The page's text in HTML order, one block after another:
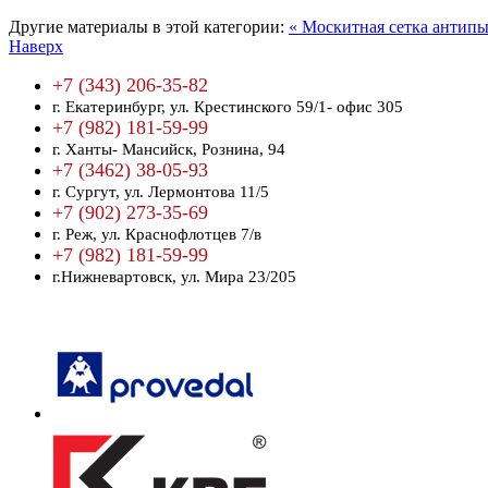
Другие материалы в этой категории: « Москитная сетка
Наверх
+7 (343) 206-35-82
г. Екатеринбург, ул. Крестинского 59/1- офис 305
+7 (982) 181-59-99
г. Ханты- Мансийск, Рознина, 94
+7 (3462) 38-05-93
г. Сургут, ул. Лермонтова 11/5
+7 (902) 273-35-69
г. Реж, ул. Краснофлотцев 7/в
+7 (982) 181-59-99
г.Нижневартовск, ул. Мира 23/205